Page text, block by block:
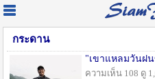
กระดาน
"เขาแหลมวันฝ
ความเห็น 108 ดู